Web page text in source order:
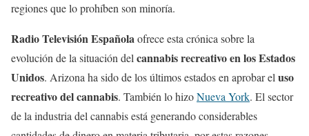
regiones que lo prohíben son minoría.
Radio Televisión Españolaofrece esta crónica sobre la
evolución de la situación del cannabis recreativo en los Estados
Unidos. Arizona ha sido de los últimos estados en aprobar el uso
recreativo del cannabis. También lo hizoNueva York. El sector
de la industria del cannabis está generando considerables